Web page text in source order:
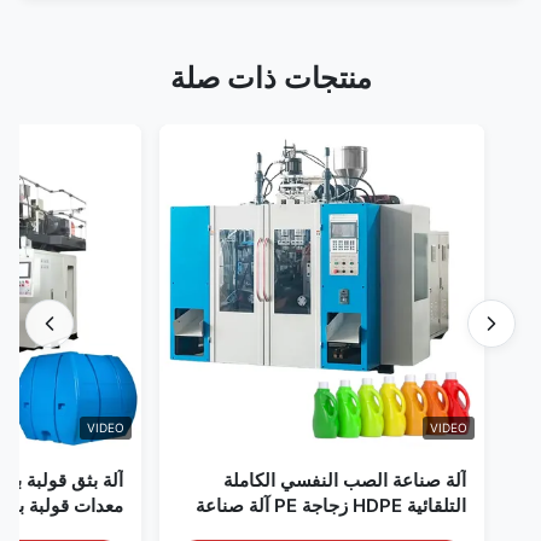
منتجات ذات صلة
VIDEO
آلة صناعة الصب النفسي الكاملة
التلقائية HDPE زجاجة PE آلة صناعة
VIDEO
آلة بثق قولبة
معدات قولبة بالنفخ